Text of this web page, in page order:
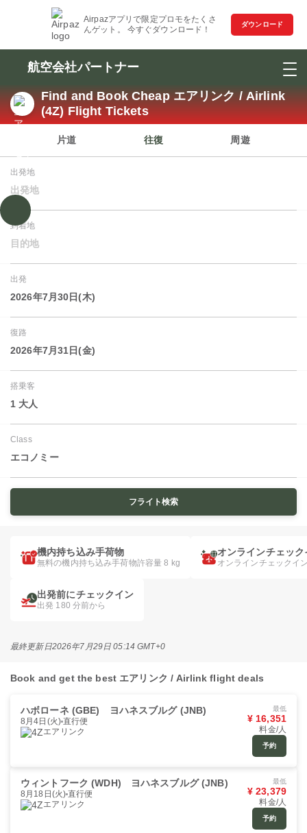
Airpazアプリで限定プロモをたくさ
んゲット。 今すぐダウンロード！
ダウンロード
航空会社パートナー
Find and Book Cheap エアリンク / Airlink
(4Z) Flight Tickets
片道 往復 周遊
出発地
出発地
到着地
目的地
出発
2026年7月30日(木)
復路
2026年7月31日(金)
搭乗客
1 大人
Class
エコノミー
フライト検索
機内持ち込み手荷物
無料の機内持ち込み手荷物許容量 8 kg
オンラインチェック
オンラインチェックイ
出発前にチェックイン
出発 180 分前から
最終更新日2026年7月29日 05:14 GMT+0
Book and get the best エアリンク / Airlink flight deals
ハボローネ (GBE) ヨハネスブルグ (JNB)
8月4日(火) 直行便
エアリンク
最低
¥ 16,351
料金/人
予約
ウィントフーク (WDH) ヨハネスブルグ (JNB)
8月18日(火) 直行便
エアリンク
最低
¥ 23,379
料金/人
予約